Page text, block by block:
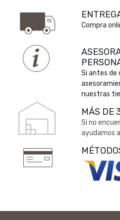
Compra
Si antes de
nuestras
MÁS DE
Si no
ayudamos